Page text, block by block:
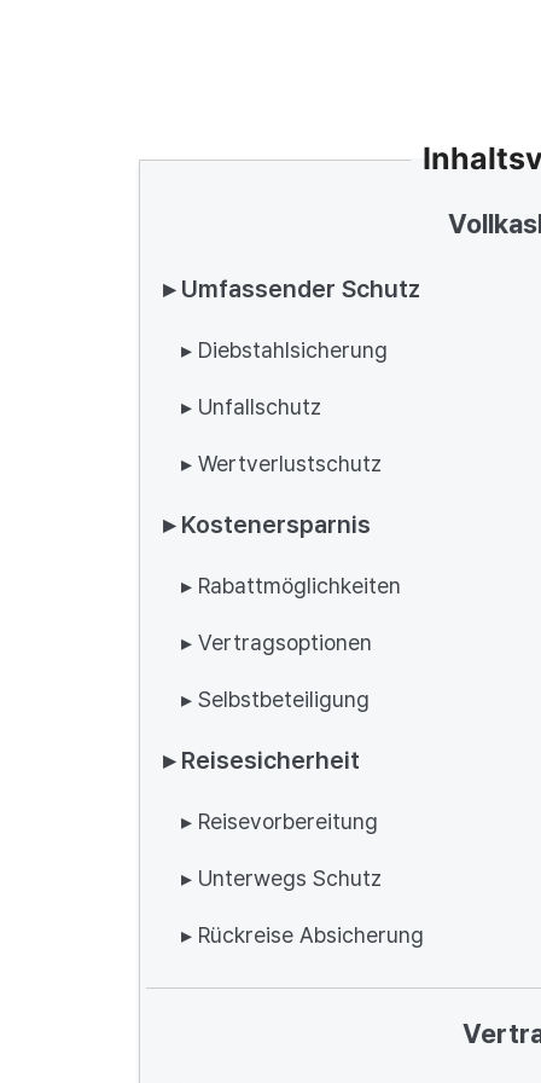
▸ Umfassender Schutz
▸ Diebstahlsicherung
▸ Unfallschutz
▸ Wertverlustschutz
▸ Kostenersparnis
▸ Rabattmöglichkeiten
▸ Vertragsoptionen
▸ Selbstbeteiligung
▸ Reisesicherheit
▸ Reisevorbereitung
▸ Unterwegs Schutz
▸ Rückreise Absicherung